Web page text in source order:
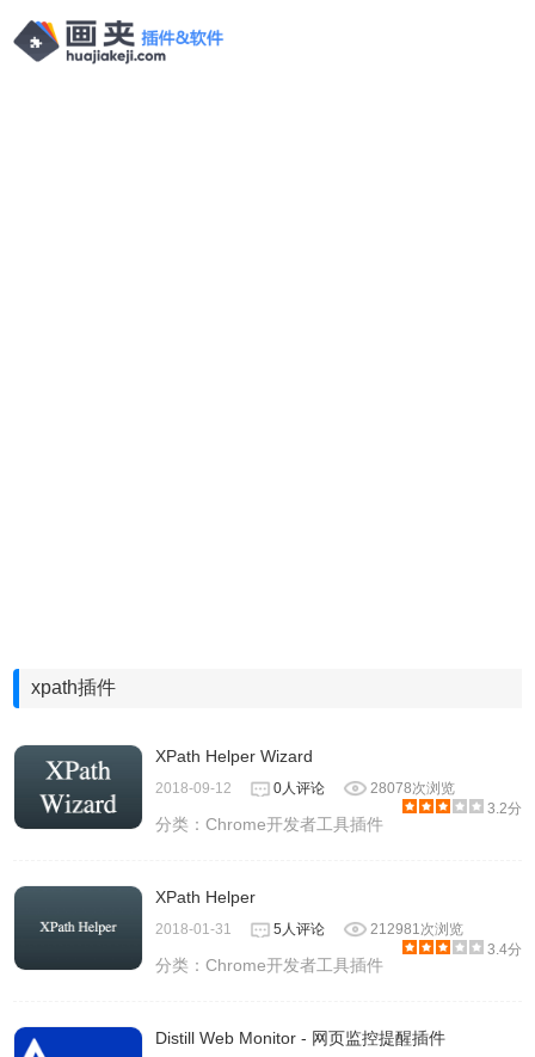
xpath插件
XPath Helper Wizard
2018-09-12 0人评论
28078次浏览
3.2分
分类：Chrome开发者工具插件
XPath Helper
2018-01-31 5人评论
212981次浏览
3.4分
分类：Chrome开发者工具插件
Distill Web Monitor - 网页监控提醒插件